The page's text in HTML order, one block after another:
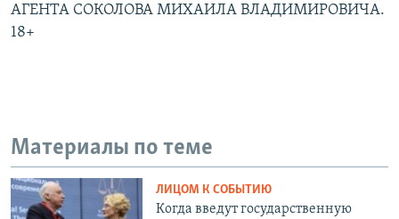
АГЕНТА СОКОЛОВА МИХАИЛА ВЛАДИМИРОВИЧА.
18+
Материалы по теме
ЛИЦОМ К СОБЫТИЮ
Когда введут государственную